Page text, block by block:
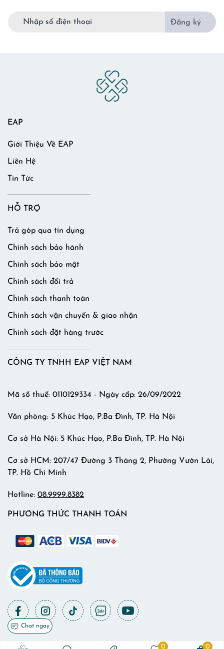
Đăng ký
EAP
Giới Thiệu Về EAP
Liên Hệ
Tin Tức
HỖ TRỢ
Trả góp qua tín dụng
Chính sách bảo hành
Chính sách bảo mật
Chính sách đổi trả
Chính sách thanh toán
Chính sách vận chuyển & giao nhận
Chính sách đặt hàng trước
CÔNG TY TNHH EAP VIỆT NAM
Mã số thuế: 0110129334 - Ngày cấp: 26/09/2022
Văn phòng: 5 Khúc Hạo, P.Ba Đình, TP. Hà Nội
Cơ sở Hà Nội: 5 Khúc Hạo, P.Ba Đình, TP. Hà Nội
Cơ sở HCM: 207/47 Đường 3 Tháng 2, Phường Vườn Lài,
TP. Hồ Chí Minh
Hotline: 08.9999.8382
PHƯƠNG THỨC THANH TOÁN
Chat ngay
0 0